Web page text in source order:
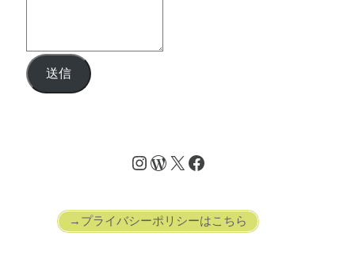
送信
→プライバシーポリシーはこちら